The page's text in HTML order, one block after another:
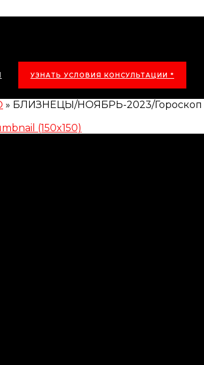
УЗНАТЬ УСЛОВИЯ КОНСУЛЬТАЦИИ *
» БЛИЗНЕЦЫ/НОЯБРЬ-2023/
(150x150)